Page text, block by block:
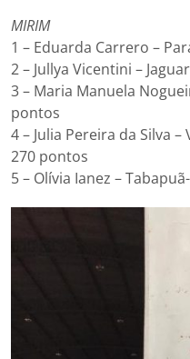
MIRIM
1 – Eduarda Carrero –
2 – Jullya Vicentini –
3 – Maria Manuela
pontos
4 – Julia Pereira da Silva
270 pontos
5 – Olívia Ianez –